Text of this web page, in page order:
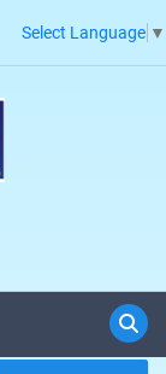
Select Language ▼